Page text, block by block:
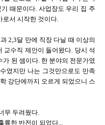
때문이다. 사업장도 우리 집 주
로서 시작한 것이다.
2,3달 만에 직장 다닐 때 이상의
교수직 제안이 들어왔다. 당시 석
된 셈이다. 한 분야의 전문가였
였지만 나는 그것만으로도 만족
강단에까지 오르게 되었으니 스
무 두려웠다.
륭한 반전이 되었다...